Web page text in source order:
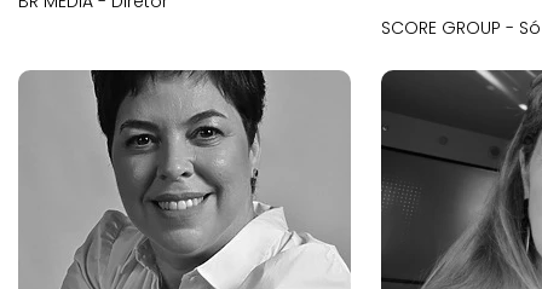
SCORE GROUP -